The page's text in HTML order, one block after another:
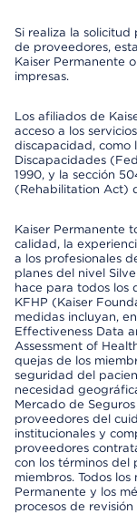
Si realiza la
de proveedores,
Kaiser Permanente
impresas.
Los afiliados de
acceso a los
discapacidad, como
Discapacidades
1990, y la sección
(Rehabilitation Act)
Kaiser Permanente
calidad, la
a los profesionales
planes del nivel
hace para todos los
KFHP (Kaiser
medidas incluyan,
Effectiveness Data
Assessment of
quejas de los
seguridad del
necesidad
Mercado de
proveedores del
institucionales y
proveedores
con los términos del
miembros. Todos
Permanente y los
procesos de